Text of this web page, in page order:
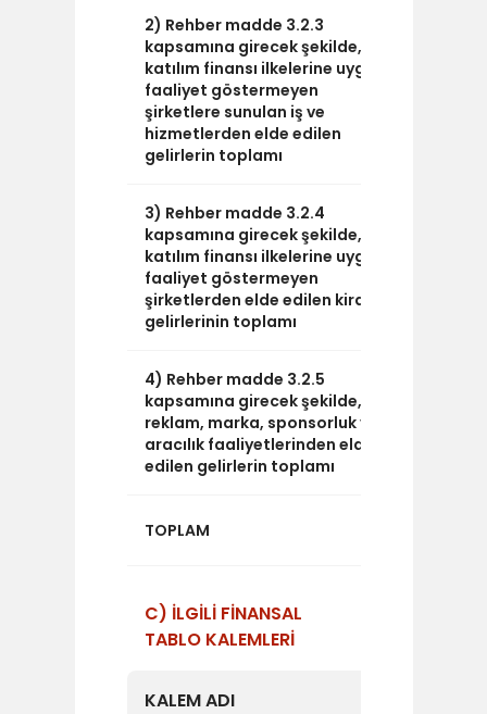
2) Rehber madde 3.2.3
kapsamına girecek şekilde,
katılım finansı ilkelerine uygun
faaliyet göstermeyen
şirketlere sunulan iş ve
hizmetlerden elde edilen
gelirlerin toplamı
3) Rehber madde 3.2.4
kapsamına girecek şekilde,
katılım finansı ilkelerine uygun
faaliyet göstermeyen
şirketlerden elde edilen kira
gelirlerinin toplamı
4) Rehber madde 3.2.5
kapsamına girecek şekilde,
reklam, marka, sponsorluk ve
aracılık faaliyetlerinden elde
edilen gelirlerin toplamı
TOPLAM
C) İLGİLİ FİNANSAL
TABLO KALEMLERİ
KALEM ADI